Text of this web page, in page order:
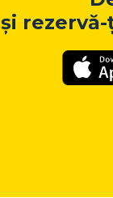
și rezervă-